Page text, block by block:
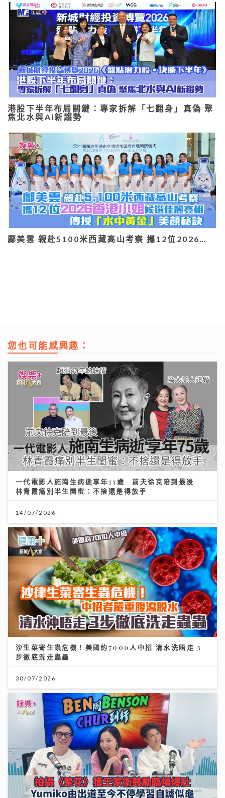
港股下半年布局關鍵：專家拆解「七翻身」真偽 聚
焦北水與AI新趨勢
鄺美雲 親赴5100米西藏高山考察 攜12位2026…
您也可能感興趣：
一代電影人施南生病逝享年75歲 前夫徐克陪到最後
林青霞痛別半生閨蜜：不捨還是得放手
14/07/2026
沙生菜寄生蟲危機！美國約7000人中招 清水洗唔走 3
步徹底洗走蟲蟲
30/07/2026